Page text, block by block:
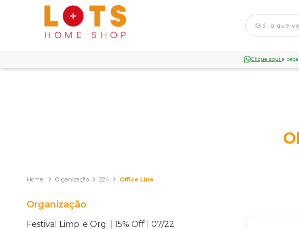
Clique aqui e
Organização 224 Office Line
Organização
Festival Limp. e Org. | 15% Off | 07/22